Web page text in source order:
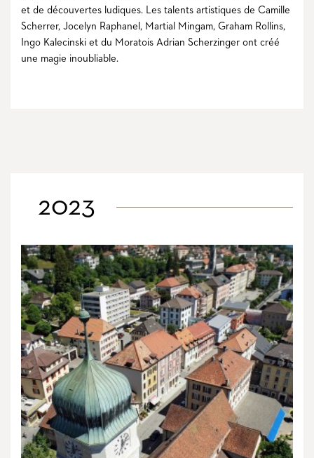
et de découvertes ludiques. Les talents artistiques de Camille
Scherrer, Jocelyn Raphanel, Martial Mingam, Graham Rollins,
Ingo Kalecinski et du Moratois Adrian Scherzinger ont créé
une magie inoubliable.
2023